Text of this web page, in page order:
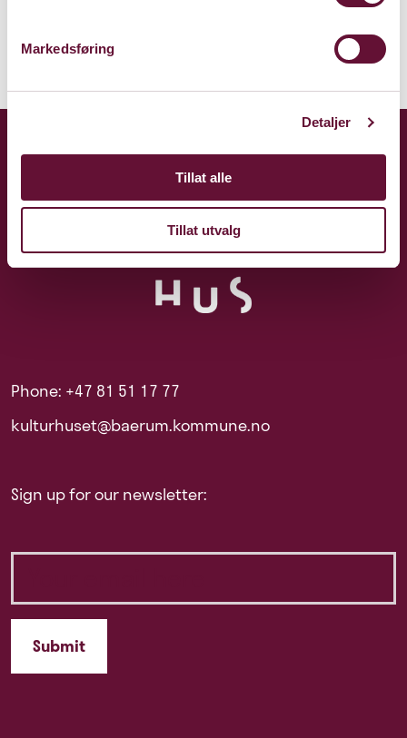
Markedsføring
Detaljer
Tillat alle
Tillat utvalg
Phone: +47 81 51 17 77
kulturhuset@baerum.kommune.no
Sign up for our newsletter: